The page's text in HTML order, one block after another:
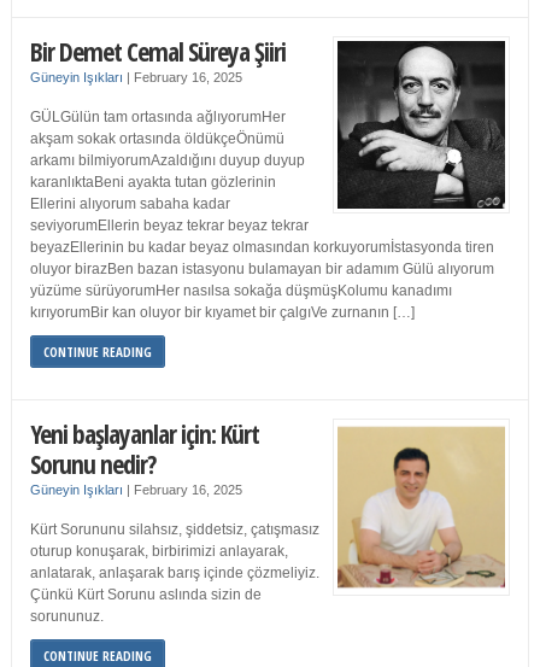
Bir Demet Cemal Süreya Şiiri
Güneyin Işıkları | February 16, 2025
GÜLGülün tam ortasında ağlıyorumHer
akşam sokak ortasında öldükçeÖnümü
arkamı bilmiyorumAzaldığını duyup duyup
karanlıktaBeni ayakta tutan gözlerinin
Ellerini alıyorum sabaha kadar
seviyorumEllerin beyaz tekrar beyaz tekrar
beyazEllerinin bu kadar beyaz olmasından korkuyorumİstasyonda tiren
oluyor birazBen bazan istasyonu bulamayan bir adamım Gülü alıyorum
yüzüme sürüyorumHer nasılsa sokağa düşmüşKolumu kanadımı
kırıyorumBir kan oluyor bir kıyamet bir çalgıVe zurnanın […]
CONTINUE READING
Yeni başlayanlar için: Kürt
Sorunu nedir?
Güneyin Işıkları | February 16, 2025
Kürt Sorununu silahsız, şiddetsiz, çatışmasız
oturup konuşarak, birbirimizi anlayarak,
anlatarak, anlaşarak barış içinde çözmeliyiz.
Çünkü Kürt Sorunu aslında sizin de
sorununuz.
CONTINUE READING